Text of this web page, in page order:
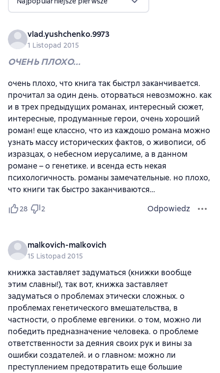
vlad.yushchenko.9973
1 Listopad 2015
ОЧЕНЬ ПЛОХО...
очень плохо, что книга так быстрл заканчивается.
прочитал за один день. оторваться невозможно. как
и в трех предыдущих романах, интересный сюжет,
интересные, продуманные герои, очень хороший
роман! еще классно, что из каждошо романа можно
узнать массу исторических фактов, о живописи, об
изразцах, о небесном иерусалиме, а в данном
романе – о генетике. и всенда есть некая
психологичность. романы замечательные. но плохо,
что книги так быстро заканчиваются…
28 2 Odpowiedz
malkovich-malkovich
15 Listopad 2015
книжка заставляет задуматься (книжки вообще
этим славны!), так вот, книжка заставляет
задуматься о проблемах этически сложных. о
проблемах генетического вмешательства, в
частности, о проблеме евгеники. о том, можно ли
победить предназначение человека. о проблеме
ответственности за деяния своих рук и вины за
ошибки создателей. и о главном: можно ли
преступлением предотвратить еще большие